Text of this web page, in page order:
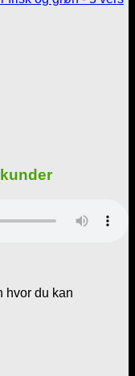
hvor du kan